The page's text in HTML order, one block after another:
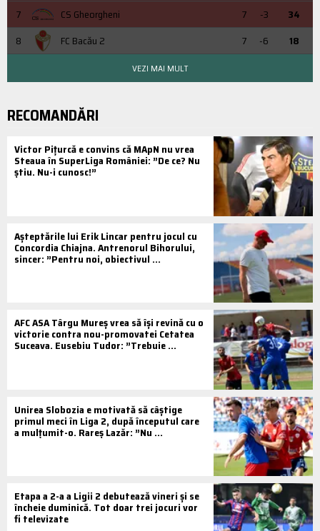
7
CS Gheorgheni 7 -3
34
8
FC Bacău 2 7 -6 18
VEZI MAI MULT
RECOMANDĂRI
Victor Pițurcă e convins că MApN nu vrea
Steaua în SuperLiga României: ”De ce? Nu
știu. Nu-i cunosc!”
Așteptările lui Erik Lincar pentru jocul cu
Concordia Chiajna. Antrenorul Bihorului,
sincer: ”Pentru noi, obiectivul ...
AFC ASA Târgu Mureș vrea să își revină cu o
victorie contra nou-promovatei Cetatea
Suceava. Eusebiu Tudor: ”Trebuie ...
Unirea Slobozia e motivată să câștige
primul meci în Liga 2, după începutul care
a mulțumit-o. Rareș Lazăr: ”Nu ...
Etapa a 2-a a Ligii 2 debutează vineri și se
încheie duminică. Tot doar trei jocuri vor
fi televizate